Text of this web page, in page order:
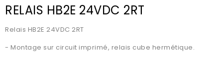
RELAIS HB2E 24VDC 2RT
Relais HB2E 24VDC 2RT
- Montage sur circuit imprimé, relais cube hermétique.